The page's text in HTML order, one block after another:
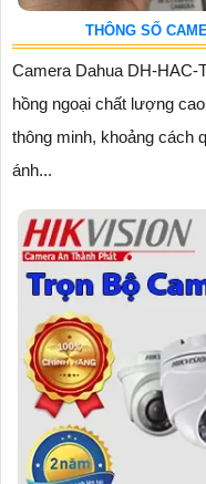
THÔNG SỐ
Camera Dahua DH-HAC-
hồng ngoại chất lượng
thông minh, khoảng cách
ánh...